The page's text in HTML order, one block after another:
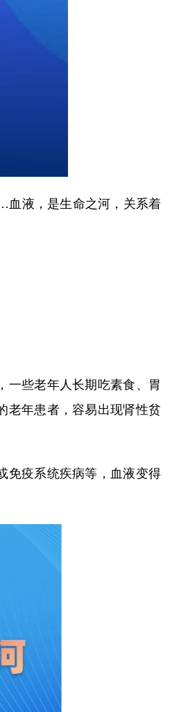
液，是生命之河，关系着
些老年人长期吃素食、胃
老年患者，容易出现肾性贫
疫系统疾病等，血液变得